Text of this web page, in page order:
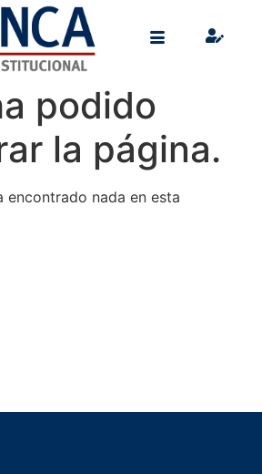
podido
la página.
encontrado nada en esta